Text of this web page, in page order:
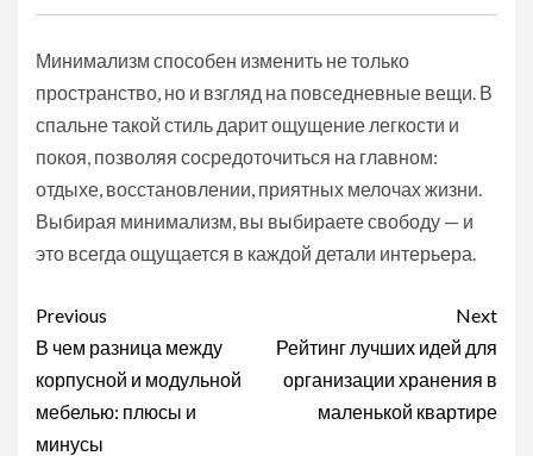
Минимализм способен изменить не только
пространство, но и взгляд на повседневные вещи. В
спальне такой стиль дарит ощущение легкости и
покоя, позволяя сосредоточиться на главном:
отдыхе, восстановлении, приятных мелочах жизни.
Выбирая минимализм, вы выбираете свободу — и
это всегда ощущается в каждой детали интерьера.
Continue
Reading
Previous
В чем разница между
корпусной и модульной
мебелью: плюсы и
минусы
Next
Рейтинг лучших идей для
организации хранения в
маленькой квартире